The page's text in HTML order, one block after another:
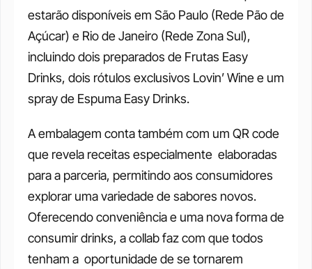
estarão disponíveis em São Paulo (Rede Pão de
Açúcar) e Rio de Janeiro (Rede Zona Sul),
incluindo dois preparados de Frutas Easy
Drinks, dois rótulos exclusivos Lovin’ Wine e um
spray de Espuma Easy Drinks.
A embalagem conta também com um QR code
que revela receitas especialmente  elaboradas
para a parceria, permitindo aos consumidores
explorar uma variedade de sabores novos.
Oferecendo conveniência e uma nova forma de
consumir drinks, a collab faz com que todos
tenham a  oportunidade de se tornarem